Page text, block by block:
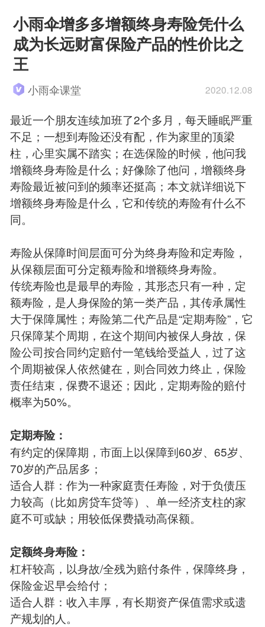
小雨伞增多多增额终身寿险凭什么
成为长远财富保险产品的性价比之
王
小雨伞课堂 2020.12.08
最近一个朋友连续加班了2个多月，每天睡眠严重
不足；一想到寿险还没有配，作为家里的顶梁
柱，心里实属不踏实；在选保险的时候，他问我
增额终身寿险是什么；好像除了他问，增额终身
寿险最近被问到的频率还挺高；本文就详细说下
增额终身寿险是什么，它和传统的寿险有什么不
同。
寿险从保障时间层面可分为终身寿险和定寿险，
从保额层面可分定额寿险和增额终身寿险。
传统寿险也是最早的寿险，其形态只有一种，定
额寿险，是人身保险的第一类产品，其传承属性
大于保障属性；寿险第二代产品是“定期寿险”，它
只保障某个周期，在这个期间内被保人身故，保
险公司按合同约定赔付一笔钱给受益人，过了这
个周期被保人依然健在，则合同效力终止，保险
责任结束，保费不退还；因此，定期寿险的赔付
概率为50%。
定期寿险：
有约定的保障期，市面上以保障到60岁、65岁、
70岁的产品居多；
适合人群：作为一种家庭责任寿险，对于负债压
力较高（比如房贷车贷等）、单一经济支柱的家
庭不可或缺；用较低保费撬动高保额。
定额终身寿险：
杠杆较高，以身故/全残为赔付条件，保障终身，
保险金迟早会给付；
适合人群：收入丰厚，有长期资产保值需求或遗
产规划的人。